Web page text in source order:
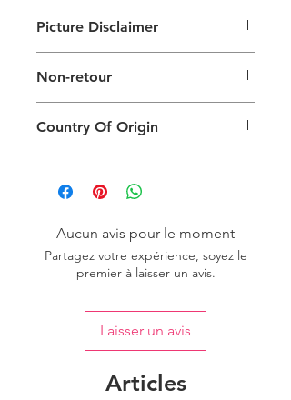
Picture Disclaimer
d'illustration du type d'emballage. La
taille, la couleur et le type de produit
réels varieront.
Non-retour
retourné.
Country Of Origin
Aucun avis pour le moment
Partagez votre expérience, soyez le
premier à laisser un avis.
Laisser un avis
Articles